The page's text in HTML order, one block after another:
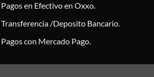
Pagos en Efectivo en Oxxo.
Transferencia /Deposito Bancario.
Pagos con Mercado Pago.